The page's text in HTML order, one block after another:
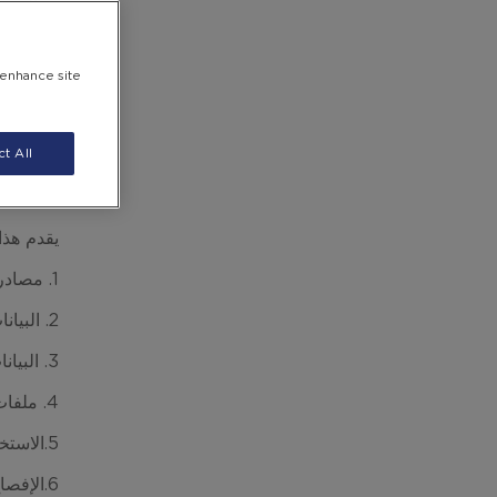
ية التي
ي،
في حال
ذه
يقدم
1.
2.
3.
4.
5.
6.
site
All